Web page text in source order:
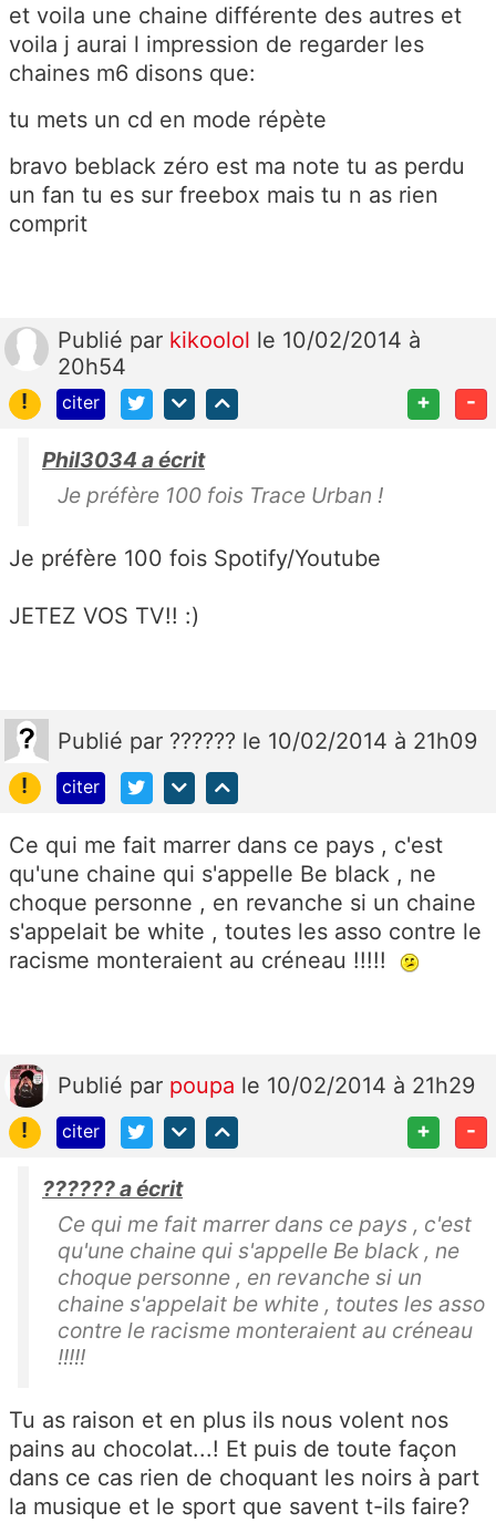
et voila une chaine différente des autres et
voila j aurai l impression de regarder les
chaines m6 disons que:
tu mets un cd en mode répète
bravo beblack zéro est ma note tu as perdu
un fan tu es sur freebox mais tu n as rien
comprit
Publié par kikoolol le 10/02/2014 à
20h54
!
citer + -
Phil3034 a écrit
Je préfère 100 fois Trace Urban !
Je préfère 100 fois Spotify/Youtube
JETEZ VOS TV!! :)
Publié par ?????? le 10/02/2014 à 21h09
!
citer
Ce qui me fait marrer dans ce pays , c'est
qu'une chaine qui s'appelle Be black , ne
choque personne , en revanche si un chaine
s'appelait be white , toutes les asso contre le
racisme monteraient au créneau !!!!!
Publié par poupa le 10/02/2014 à 21h29
!
citer + -
?????? a écrit
Ce qui me fait marrer dans ce pays , c'est
qu'une chaine qui s'appelle Be black , ne
choque personne , en revanche si un
chaine s'appelait be white , toutes les asso
contre le racisme monteraient au créneau
!!!!!
Tu as raison et en plus ils nous volent nos
pains au chocolat...! Et puis de toute façon
dans ce cas rien de choquant les noirs à part
la musique et le sport que savent t-ils faire?